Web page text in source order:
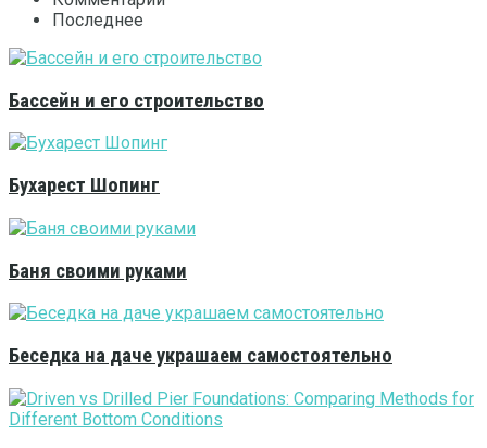
Последнее
Бассейн и его строительство
Бухарест Шопинг
Баня своими руками
Беседка на даче украшаем самостоятельно